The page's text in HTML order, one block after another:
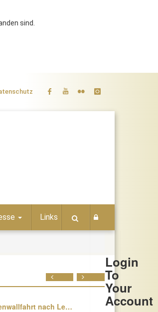
sind.
Login
To
Your
Account
Links
nach Le…